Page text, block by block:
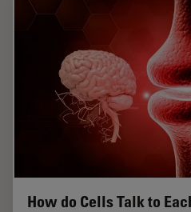
How do Cells Talk to